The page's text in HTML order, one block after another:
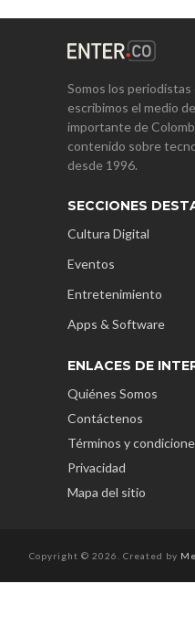
Somos los
escribimos el medio
importante de
contenido sobre
desde 1996.
SECCIONES
Cultura Digital
Eventos
Entretenimiento
Apps & Software
ENLACES DE
Quiénes Somos
Contáctenos
Términos y
Privacidad
Mapa del sitio
Copyright © 2026. Created by